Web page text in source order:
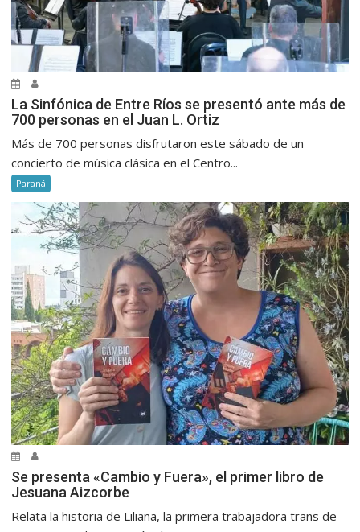
La Sinfónica de Entre Ríos se presentó ante más de
700 personas en el Juan L. Ortiz
Más de 700 personas disfrutaron este sábado de un
concierto de música clásica en el Centro...
Paraná
Se presenta «Cambio y Fuera», el primer libro de
Jesuana Aizcorbe
Relata la historia de Liliana, la primera trabajadora trans de